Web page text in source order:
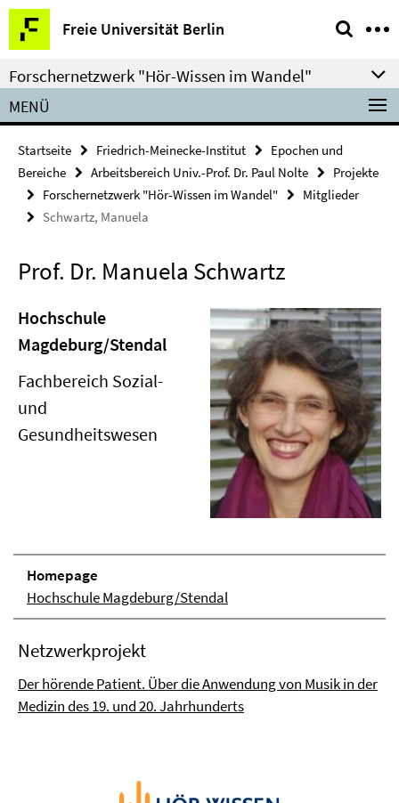
Springe
direkt
zu
Inhalt
Freie Universität Berlin
Service-
Navigation
Forschernetzwerk "Hör-Wissen im Wandel"
MENÜ
Startseite Friedrich-Meinecke-Institut
Epochen und
Bereiche
Arbeitsbereich Univ.-Prof. Dr. Paul Nolte
Projekte
Forschernetzwerk "Hör-Wissen im Wandel"
Mitglieder
Schwartz, Manuela
Prof. Dr. Manuela Schwartz
Hochschule
Magdeburg/Stendal
Fachbereich Sozial-
und
Gesundheitswesen
Homepage
Hochschule Magdeburg/Stendal
Netzwerkprojekt
Der hörende Patient. Über die Anwendung von Musik in der
Medizin des 19. und 20. Jahrhunderts